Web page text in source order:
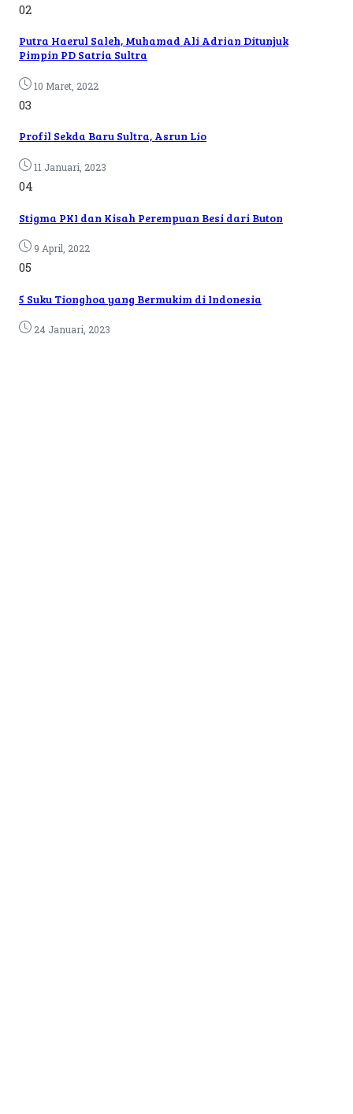
02
Putra Haerul Saleh, Muhamad Ali Adrian Ditunjuk
Pimpin PD Satria Sultra
10 Maret, 2022
03
Profil Sekda Baru Sultra, Asrun Lio
11 Januari, 2023
04
Stigma PKI dan Kisah Perempuan Besi dari Buton
9 April, 2022
05
5 Suku Tionghoa yang Bermukim di Indonesia
24 Januari, 2023